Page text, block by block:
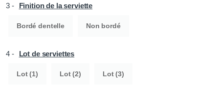
3 - Finition de la serviette
Bordé dentelle Non bordé
4 - Lot de serviettes
Lot (1) Lot (2) Lot (3)